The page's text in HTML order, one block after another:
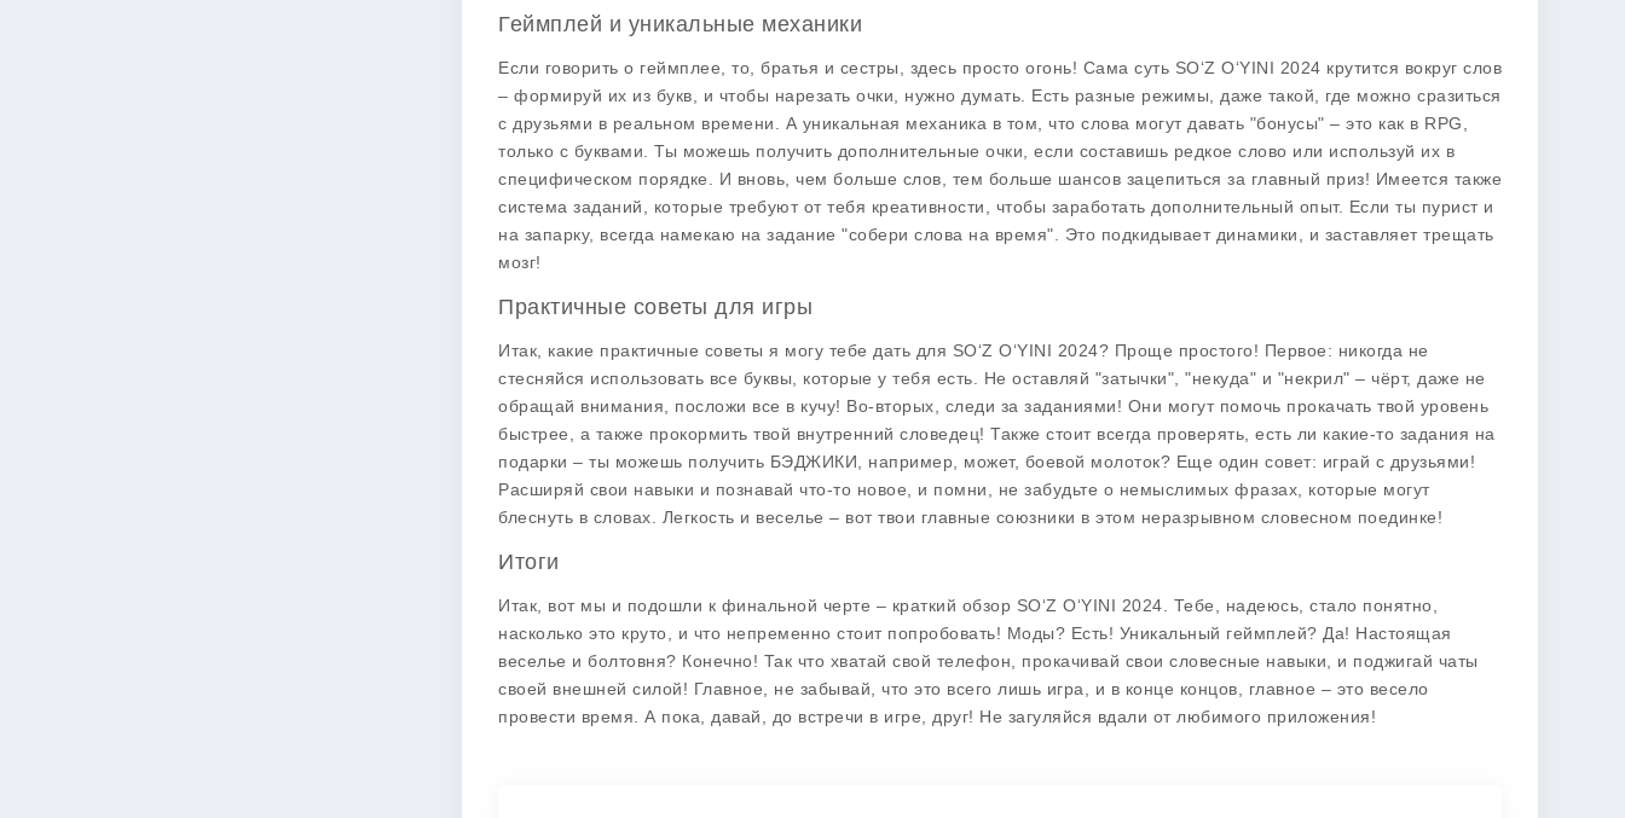
Геймплей и уникальные механики
Если говорить о геймплее , то, братья и сестры, здесь просто огонь! Сама суть SO‘Z O‘YINI 2024 крутится вокруг слов
– формируй их из букв, и чтобы нарезать очки, нужно думать. Есть разные режимы, даже такой, где можно сразиться
с друзьями в реальном времени. А уникальная механика в том, что слова могут давать "бонусы" – это как в RPG,
только с буквами. Ты можешь получить дополнительные очки, если составишь редкое слово или используй их в
специфическом порядке. И вновь, чем больше слов, тем больше шансов зацепиться за главный приз! Имеется также
система заданий, которые требуют от тебя креативности, чтобы заработать дополнительный опыт. Если ты пурист и
на запарку, всегда намекаю на задание "собери слова на время". Это подкидывает динамики, и заставляет трещать
мозг!
Практичные советы для игры
Итак, какие практичные советы я могу тебе дать для SO‘Z O‘YINI 2024? Проще простого! Первое: никогда не
стесняйся использовать все буквы, которые у тебя есть. Не оставляй "затычки", "некуда" и "некрил" – чёрт, даже не
обращай внимания, посложи все в кучу! Во-вторых, следи за заданиями! Они могут помочь прокачать твой уровень
быстрее, а также прокормить твой внутренний словедец! Также стоит всегда проверять, есть ли какие-то задания на
подарки – ты можешь получить БЭДЖИКИ, например, может, боевой молоток? Еще один совет: играй с друзьями!
Расширяй свои навыки и познавай что-то новое, и помни, не забудьте о немыслимых фразах, которые могут
блеснуть в словах. Легкость и веселье – вот твои главные союзники в этом неразрывном словесном поединке!
Итоги
Итак, вот мы и подошли к финальной черте – краткий обзор SO‘Z O‘YINI 2024 . Тебе, надеюсь, стало понятно,
насколько это круто, и что непременно стоит попробовать! Моды? Есть! Уникальный геймплей? Да! Настоящая
веселье и болтовня? Конечно! Так что хватай свой телефон, прокачивай свои словесные навыки, и поджигай чаты
своей внешней силой! Главное, не забывай, что это всего лишь игра, и в конце концов, главное – это весело
провести время. А пока, давай, до встречи в игре, друг! Не загуляйся вдали от любимого приложения!